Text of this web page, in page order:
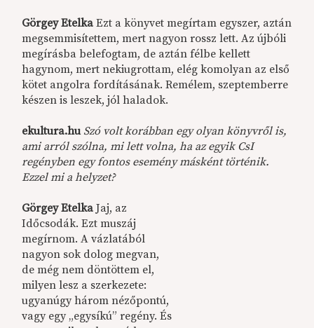
Görgey Etelka Ezt a könyvet megírtam egyszer, aztán
megsemmisítettem, mert nagyon rossz lett. Az újbóli
megírásba belefogtam, de aztán félbe kellett
hagynom, mert nekiugrottam, elég komolyan az első
kötet angolra fordításának. Remélem, szeptemberre
készen is leszek, jól haladok.
ekultura.hu Szó volt korábban egy olyan könyvről is,
ami arról szólna, mi lett volna, ha az egyik CsI
regényben egy fontos esemény másként történik.
Ezzel mi a helyzet?
Görgey Etelka Jaj, az
Időcsodák. Ezt muszáj
megírnom. A vázlatából
nagyon sok dolog megvan,
de még nem döntöttem el,
milyen lesz a szerkezete:
ugyanúgy három nézőpontú,
vagy egy „egysíkú” regény. És